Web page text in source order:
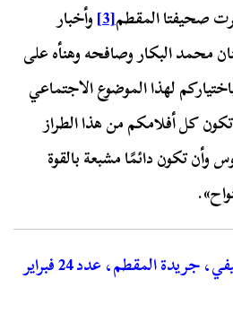
صحيفتا المقطم[3] وأخبار
محمد البكار وصافحه وهنأه على
لهذا الموضوع الاجتماعي
كل أفلامكم من هذا الطراز
وأن تكون دائمًا مشبعة بالقوة
محرر، تذاكر قلبي وسيفي، جريدة المقطم، عدد 24 فبراير